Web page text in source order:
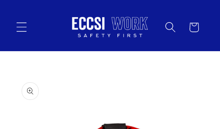
ai contenuti
Carrello
informazioni
sul prodotto